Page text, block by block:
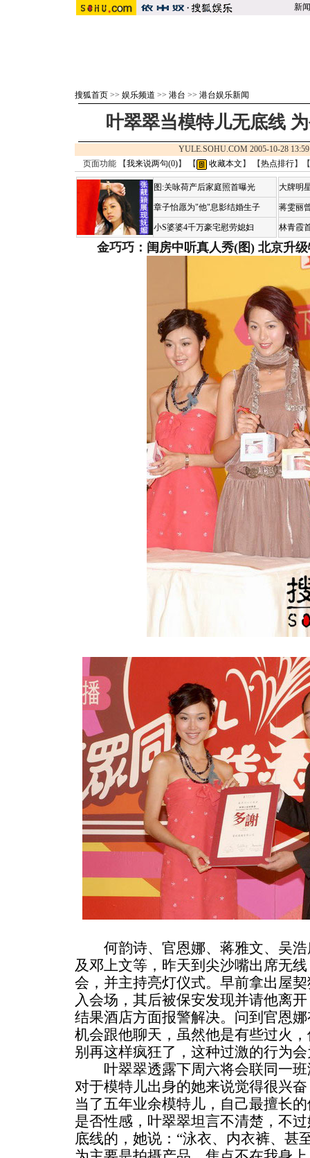
新闻
搜狐首页 >> 娱乐频道 >> 港台 >> 港台娱乐新闻
叶翠翠当模特儿无底线
YULE.SOHU.COM 2005-10-28
页面功能 【我来说两句(0)】 【 收藏本文 】 【热点排行】【
图:关咏荷产后家庭照首曝光
章子怡愿为"他"息影结婚生子
小S婆婆4千万豪宅慰劳媳妇
大牌明
蒋雯丽
林青霞
金巧巧：闺房中听真人秀(图) 北京升
何韵诗、官恩娜、蒋雅文、吴浩
及邓上文等，昨天到尖沙嘴出席无
会，并主持亮灯仪式。早前拿出屋
入会场，其后被保安发现并请他离
结果酒店方面报警解决。问到官恩
机会跟他聊天，虽然他是有些过火
别再这样疯狂了，这种过激的行为
叶翠翠透露下周六将会联同一班
对于模特儿出身的她来说觉得很兴
当了五年业余模特儿，自己最擅长
是否性感，叶翠翠坦言不清楚，不
底线的，她说：“泳衣、内衣裤、甚